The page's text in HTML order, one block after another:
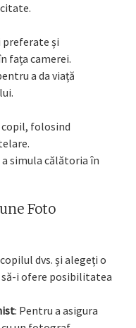
preferate și
fața camerei.
a da viață
folosind
simula călătoria în
Foto
dvs. și alegeți o
i ofere posibilitatea
: Pentru a asigura